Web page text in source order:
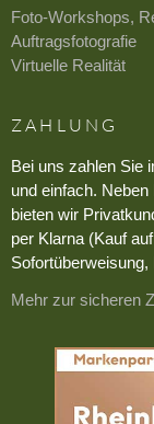
Foto-Workshops,
Auftragsfotografie
Virtuelle Realität
ZAHLUNG
Bei uns zahlen Sie
und einfach.
bieten wir
per Klarna (Kauf
Sofortüberweisung,
Mehr zur sicheren